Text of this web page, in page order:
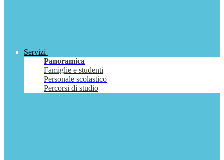
Servizi
Panoramica
Famiglie e studenti
Personale scolastico
Percorsi di studio